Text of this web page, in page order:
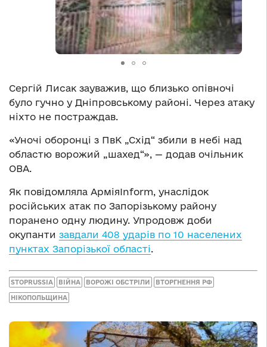
Сергій Лисак зауважив, що близько опівночі
було гучно у Дніпровському районі. Через атаку
ніхто не постраждав.
«Уночі оборонці з ПвК „Схід“ збили в небі над
областю ворожий „шахед“», — додав очільник
ОВА.
Як повідомляла АрміяInform, унаслідок
російських атак по Запорізькому району
поранено одну людину. Упродовж доби
окупанти завдали 408 ударів по 10 населених
пунктах Запорізької області.
STOPRUSSIA ВІЙНА ВОРОЖІ ОБСТРІЛИ ВТОРГНЕННЯ РФ
НІКОПОЛЬЩИНА